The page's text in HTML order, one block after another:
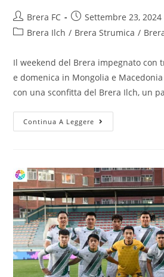
Brera FC
Settembre 23, 2024
Brera Ilch / Brera Strumica /
Il weekend del Brera impegnato con
e domenica in Mongolia e
con una sconfitta del Brera Ilch, un
Continua A Leggere